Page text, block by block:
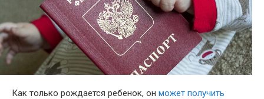
Как только рождается ребенок, он может получить